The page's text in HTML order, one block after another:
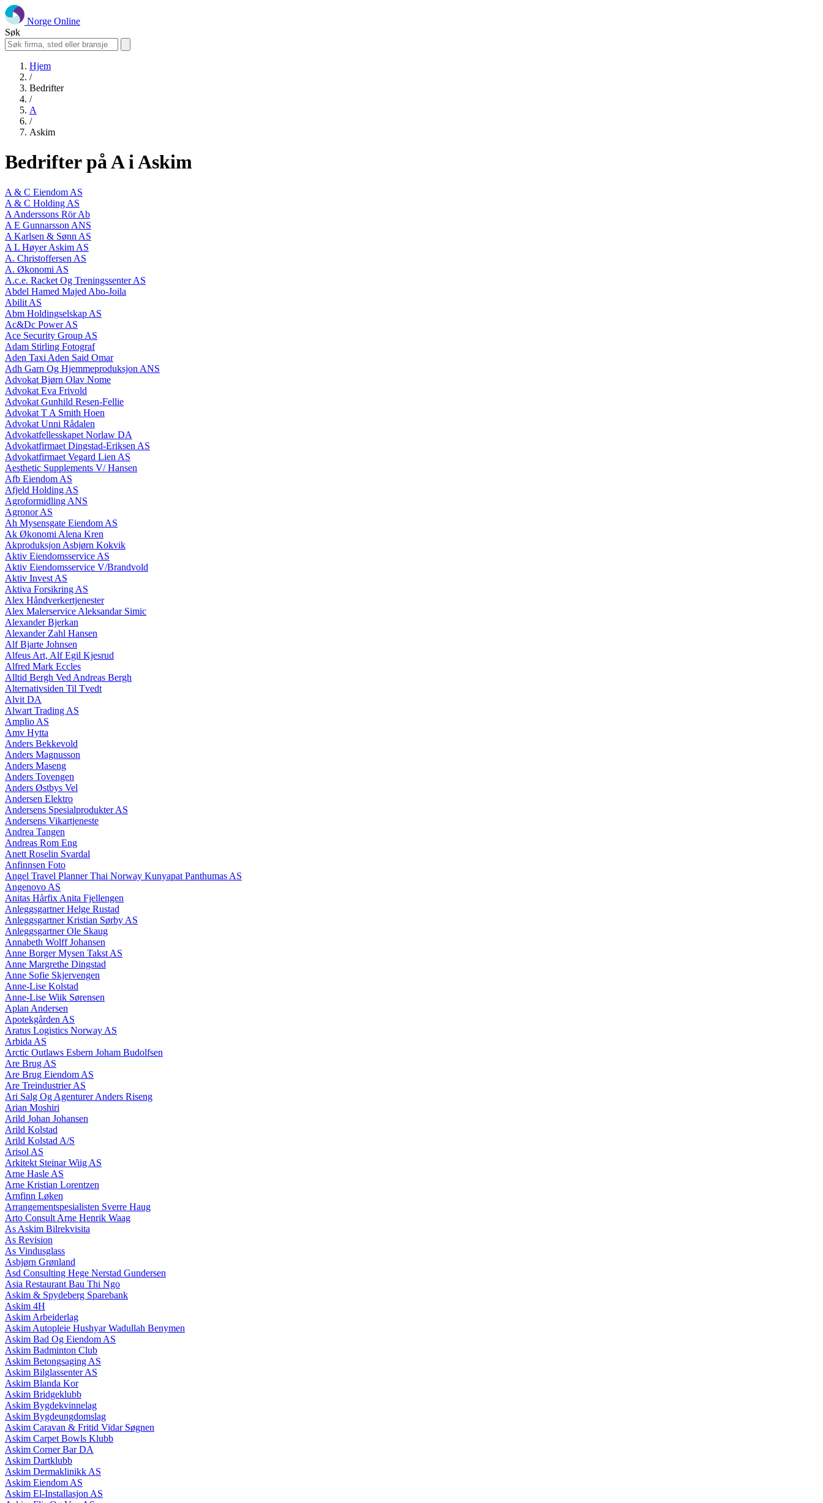
Norge Online
Søk
Hjem
/
Bedrifter
/
A
/
Askim
Bedrifter på A i Askim
A & C Eiendom AS
A & C Holding AS
A Anderssons Rör Ab
A E Gunnarsson ANS
A Karlsen & Sønn AS
A L Høyer Askim AS
A. Christoffersen AS
A. Økonomi AS
A.c.e. Racket Og Treningssenter AS
Abdel Hamed Majed Abo-Joila
Abilit AS
Abm Holdingselskap AS
Ac&Dc Power AS
Ace Security Group AS
Adam Stirling Fotograf
Aden Taxi Aden Said Omar
Adh Garn Og Hjemmeproduksjon ANS
Advokat Bjørn Olav Nome
Advokat Eva Frivold
Advokat Gunhild Resen-Fellie
Advokat T A Smith Hoen
Advokat Unni Rådalen
Advokatfellesskapet Norlaw DA
Advokatfirmaet Dingstad-Eriksen AS
Advokatfirmaet Vegard Lien AS
Aesthetic Supplements V/ Hansen
Afb Eiendom AS
Afjeld Holding AS
Agroformidling ANS
Agronor AS
Ah Mysensgate Eiendom AS
Ak Økonomi Alena Kren
Akproduksjon Asbjørn Kokvik
Aktiv Eiendomsservice AS
Aktiv Eiendomsservice V/Brandvold
Aktiv Invest AS
Aktiva Forsikring AS
Alex Håndverkertjenester
Alex Malerservice Aleksandar Simic
Alexander Bjerkan
Alexander Zahl Hansen
Alf Bjarte Johnsen
Alfeus Art, Alf Egil Kjesrud
Alfred Mark Eccles
Alltid Bergh Ved Andreas Bergh
Alternativsiden Til Tvedt
Alvit DA
Alwart Trading AS
Amplio AS
Amv Hytta
Anders Bekkevold
Anders Magnusson
Anders Maseng
Anders Tovengen
Anders Østbys Vel
Andersen Elektro
Andersens Spesialprodukter AS
Andersens Vikartjeneste
Andrea Tangen
Andreas Rom Eng
Anett Roselin Svardal
Anfinnsen Foto
Angel Travel Planner Thai Norway Kunyapat Panthumas AS
Angenovo AS
Anitas Hårfix Anita Fjellengen
Anleggsgartner Helge Rustad
Anleggsgartner Kristian Sørby AS
Anleggsgartner Ole Skaug
Annabeth Wolff Johansen
Anne Borger Mysen Takst AS
Anne Margrethe Dingstad
Anne Sofie Skjervengen
Anne-Lise Kolstad
Anne-Lise Wiik Sørensen
Aplan Andersen
Apotekgården AS
Aratus Logistics Norway AS
Arbida AS
Arctic Outlaws Esbern Joham Budolfsen
Are Brug AS
Are Brug Eiendom AS
Are Treindustrier AS
Ari Salg Og Agenturer Anders Riseng
Arian Moshiri
Arild Johan Johansen
Arild Kolstad
Arild Kolstad A/S
Arisol AS
Arkitekt Steinar Wiig AS
Arne Hasle AS
Arne Kristian Lorentzen
Arnfinn Løken
Arrangementspesialisten Sverre Haug
Arto Consult Arne Henrik Waag
As Askim Bilrekvisita
As Revision
As Vindusglass
Asbjørn Grønland
Asd Consulting Hege Nerstad Gundersen
Asia Restaurant Bau Thi Ngo
Askim & Spydeberg Sparebank
Askim 4H
Askim Arbeiderlag
Askim Autopleie Hushyar Wadullah Benymen
Askim Bad Og Eiendom AS
Askim Badminton Club
Askim Betongsaging AS
Askim Bilglassenter AS
Askim Blanda Kor
Askim Bridgeklubb
Askim Bygdekvinnelag
Askim Bygdeungdomslag
Askim Caravan & Fritid Vidar Søgnen
Askim Carpet Bowls Klubb
Askim Corner Bar DA
Askim Dartklubb
Askim Dermaklinikk AS
Askim Eiendom AS
Askim El-Installasjon AS